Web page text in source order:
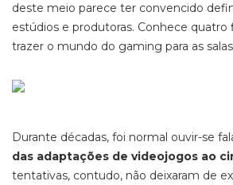
deste meio parece ter convencido
estúdios e produtoras. Conhece quatro
trazer o mundo do gaming para as
Durante décadas, foi normal ouvir-se
das adaptações de videojogos ao
tentativas, contudo, não deixaram de